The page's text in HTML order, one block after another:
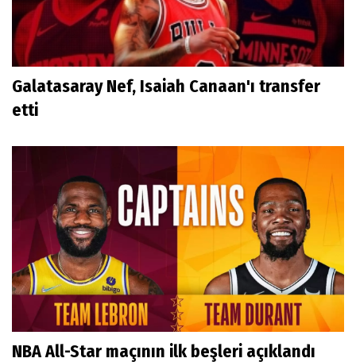
Galatasaray Nef, Isaiah Canaan'ı transfer
etti
NBA All-Star maçının ilk beşleri açıklandı